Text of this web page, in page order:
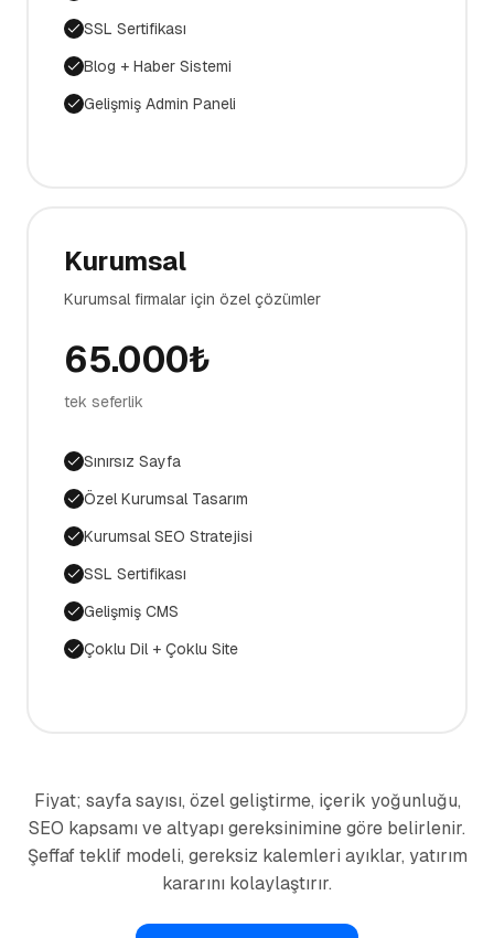
SSL Sertifikası
Blog + Haber Sistemi
Gelişmiş Admin Paneli
Kurumsal
Kurumsal firmalar için özel çözümler
65.000₺
tek seferlik
Sınırsız Sayfa
Özel Kurumsal Tasarım
Kurumsal SEO Stratejisi
SSL Sertifikası
Gelişmiş CMS
Çoklu Dil + Çoklu Site
Fiyat; sayfa sayısı, özel geliştirme, içerik yoğunluğu,
SEO kapsamı ve altyapı gereksinimine göre belirlenir.
Şeffaf teklif modeli, gereksiz kalemleri ayıklar, yatırım
kararını kolaylaştırır.